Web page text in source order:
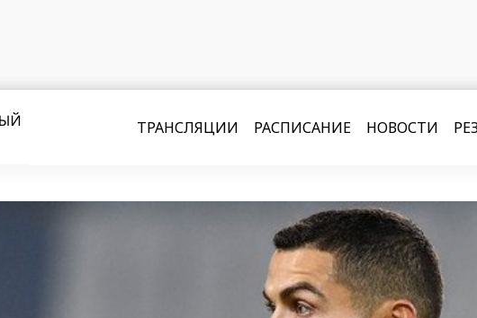
ТРАНСЛЯЦИИ РАСПИСАНИЕ НОВОСТИ